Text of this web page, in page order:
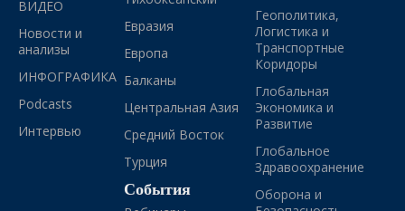
ВИДЕО
Новости и
анализы
ИНФОГРАФИКА
Podcasts
Интервью
Евразия
Европа
Балканы
Центральная Азия
Средний Восток
Турция
События
Геополитика,
Логистика и
Транспортные
Коридоры
Глобальная
Экономика и
Развитие
Глобальное
Здравоохранение
Оборона и